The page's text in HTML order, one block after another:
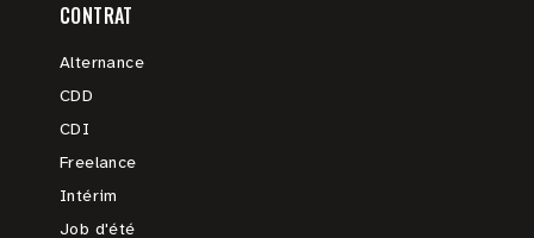
CONTRAT
Alternance
CDD
CDI
Freelance
Intérim
Job d'été